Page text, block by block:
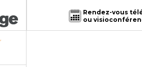
Rendez-vous
ou